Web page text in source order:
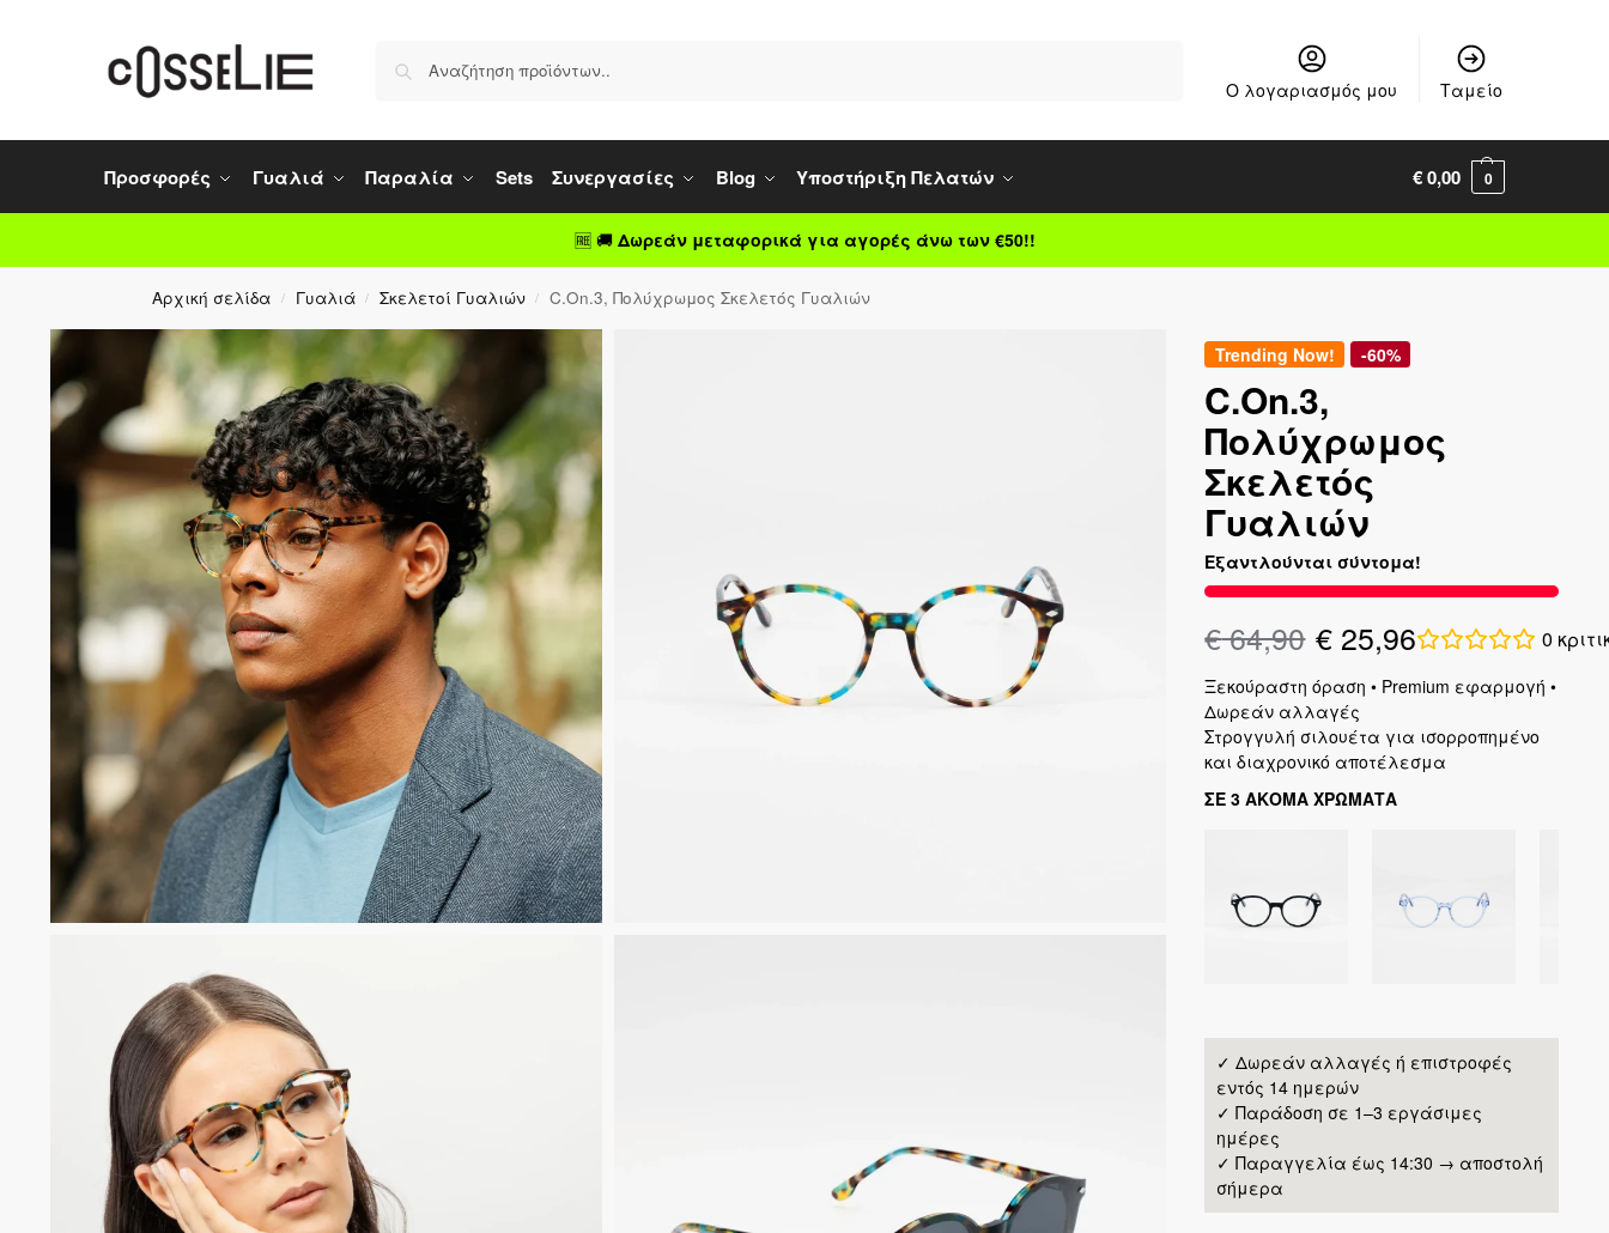
Ο λογαριασμός μου Ταμείο
Προσφορές Γυαλιά Παραλία Sets Συνεργασίες Blog Υποστήριξη Πελατών €0,00 0
🆓 🚚 Δωρεάν μεταφορικά για αγορές άνω των €50!!
Αρχική σελίδα / Γυαλιά / Σκελετοί Γυαλιών / C.On.3, Πολύχρωμος Σκελετός Γυαλιών
Trending Now! -60%
C.On.3,
Πολύχρωμος
Σκελετός
Γυαλιών
Εξαντλούνται σύντομα!
€64,90 € 25,96 0
Ξεκούραστη όραση • Premium εφαρμογή •
Δωρεάν αλλαγές
Στρογγυλή σιλουέτα για ισορροπημένο
και διαχρονικό αποτέλεσμα
ΣΕ 3 ΑΚΟΜΑ ΧΡΩΜΑΤΑ
✓ Δωρεάν αλλαγές ή επιστροφές
εντός 14 ημερών
✓ Παράδοση σε 1–3 εργάσιμες
ημέρες
✓ Παραγγελία έως 14:30 → αποστολή
σήμερα